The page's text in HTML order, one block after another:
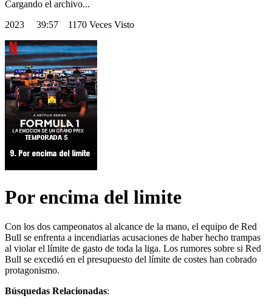
Cargando el archivo...
2023 39:57 1170 Veces Visto
Por encima del limite
Con los dos campeonatos al alcance de la mano, el equipo de Red
Bull se enfrenta a incendiarias acusaciones de haber hecho trampas
al violar el límite de gasto de toda la liga. Los rumores sobre si Red
Bull se excedió en el presupuesto del límite de costes han cobrado
protagonismo.
Búsquedas Relacionadas: